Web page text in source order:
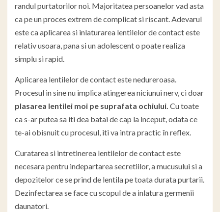
randul purtatorilor noi. Majoritatea persoanelor vad asta
ca pe un proces extrem de complicat si riscant. Adevarul
este ca aplicarea si inlaturarea lentilelor de contact este
relativ usoara, pana si un adolescent o poate realiza
simplu si rapid.
Aplicarea lentilelor de contact este nedureroasa.
Procesul in sine nu implica atingerea niciunui nerv, ci doar
plasarea lentilei moi pe suprafata ochiului. Cu toate
ca s-ar putea sa iti dea batai de cap la inceput, odata ce
te-ai obisnuit cu procesul, iti va intra practic în reflex.
Curatarea si intretinerea lentilelor de contact este
necesara pentru indepartarea secretiilor, a mucusului si a
depozitelor ce se prind de lentila pe toata durata purtarii.
Dezinfectarea se face cu scopul de a inlatura germenii
daunatori.